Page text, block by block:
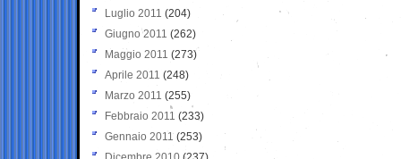
Luglio 2011 (204)
Giugno 2011 (262)
Maggio 2011 (273)
Aprile 2011 (248)
Marzo 2011 (255)
Febbraio 2011 (233)
Gennaio 2011 (253)